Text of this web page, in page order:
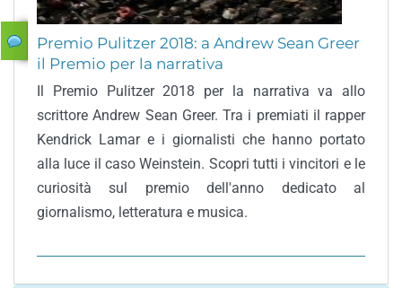
Premio Pulitzer 2018: a Andrew Sean Greer
il Premio per la narrativa
Il Premio Pulitzer 2018 per la narrativa va allo
scrittore Andrew Sean Greer. Tra i premiati il rapper
Kendrick Lamar e i giornalisti che hanno portato
alla luce il caso Weinstein. Scopri tutti i vincitori e le
curiosità sul premio dell'anno dedicato al
giornalismo, letteratura e musica.